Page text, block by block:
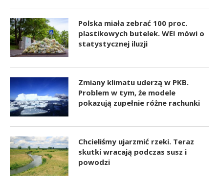
Polska miała zebrać 100 proc.
plastikowych butelek. WEI mówi o
statystycznej iluzji
Zmiany klimatu uderzą w PKB.
Problem w tym, że modele
pokazują zupełnie różne rachunki
Chcieliśmy ujarzmić rzeki. Teraz
skutki wracają podczas susz i
powodzi